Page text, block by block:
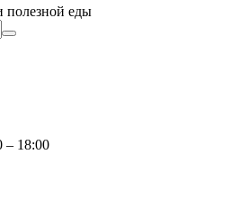
полезной еды
– 18:00